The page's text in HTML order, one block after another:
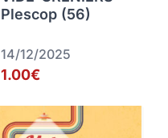
Plescop (56)
14/12/2025
1.00€